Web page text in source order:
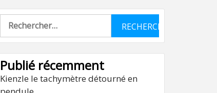
Rechercher :
Publié récemment
Kienzle le tachymètre détourné en